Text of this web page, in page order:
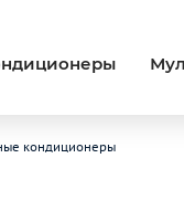
кондиционеры